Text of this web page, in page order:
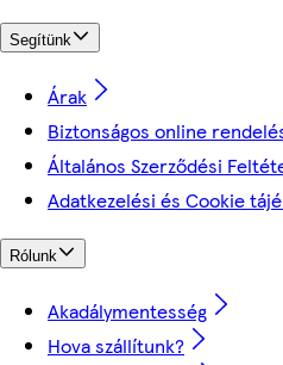
Segítünk
Árak
Biztonságos online
Általános Szerződési
Adatkezelési és Cookie
Rólunk
Akadálymentesség
Hova szállítunk?